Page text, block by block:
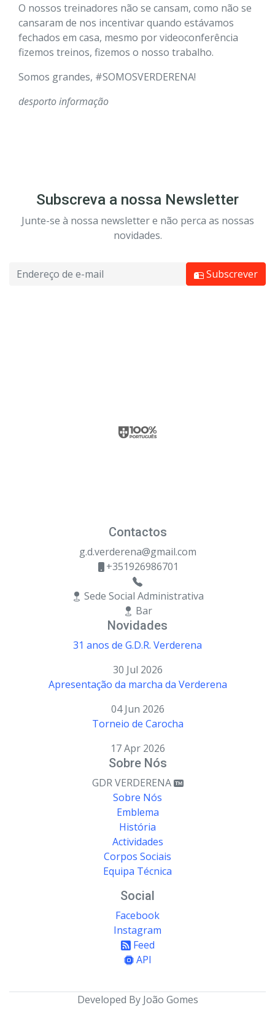
O nossos treinadores não se cansam, como não se
cansaram de nos incentivar quando estávamos
fechados em casa, mesmo por videoconferência
fizemos treinos, fizemos o nosso trabalho.
Somos grandes, #SOMOSVERDERENA!
desportoinformação
Subscreva a nossa Newsletter
Junte-se à nossa newsletter e não perca as nossas
novidades.
Subscrever
Contactos
g.d.verderena@gmail.com
+351926986701
Sede Social Administrativa
Bar
Novidades
31 anos de G.D.R. Verderena
30 Jul 2026
Apresentação da marcha da Verderena
04 Jun 2026
Torneio de Carocha
17 Apr 2026
Sobre Nós
GDR VERDERENA
Sobre Nós
Emblema
História
Actividades
Corpos Sociais
Equipa Técnica
Social
Facebook
Instagram
Feed
API
Developed By João Gomes